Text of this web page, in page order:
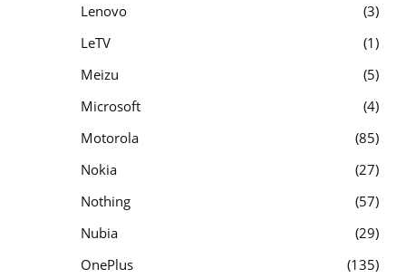
Lenovo
3
LeTV
1
Meizu
5
Microsoft
4
Motorola
85
Nokia
27
Nothing
57
Nubia
29
OnePlus
135